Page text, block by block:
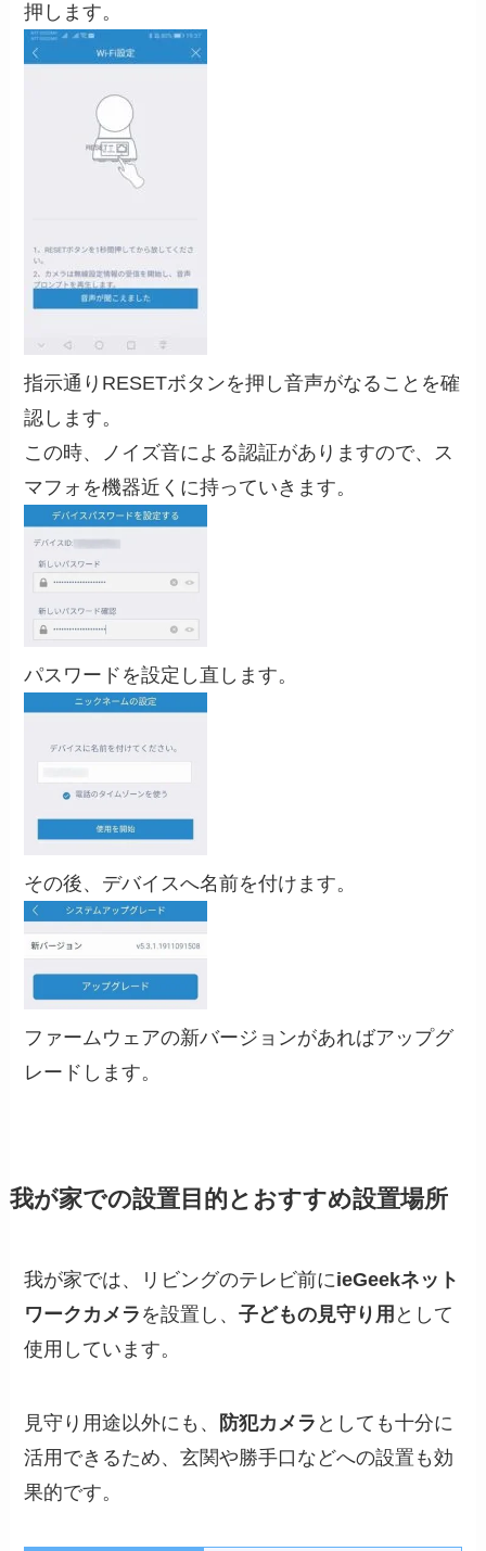
押します。
指示通りRESETボタンを押し音声がなることを確
認します。
この時、ノイズ音による認証がありますので、ス
マフォを機器近くに持っていきます。
パスワードを設定し直します。
その後、デバイスへ名前を付けます。
ファームウェアの新バージョンがあればアップグ
レードします。
我が家での設置目的とおすすめ設置場所
我が家では、リビングのテレビ前にieGeekネット
ワークカメラ を設置し、子どもの見守り用 として
使用しています。
見守り用途以外にも、 防犯カメラ としても十分に
活用できるため、玄関や勝手口などへの設置も効
果的です。